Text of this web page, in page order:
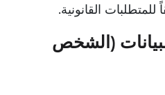
القانونية.
(الشخص